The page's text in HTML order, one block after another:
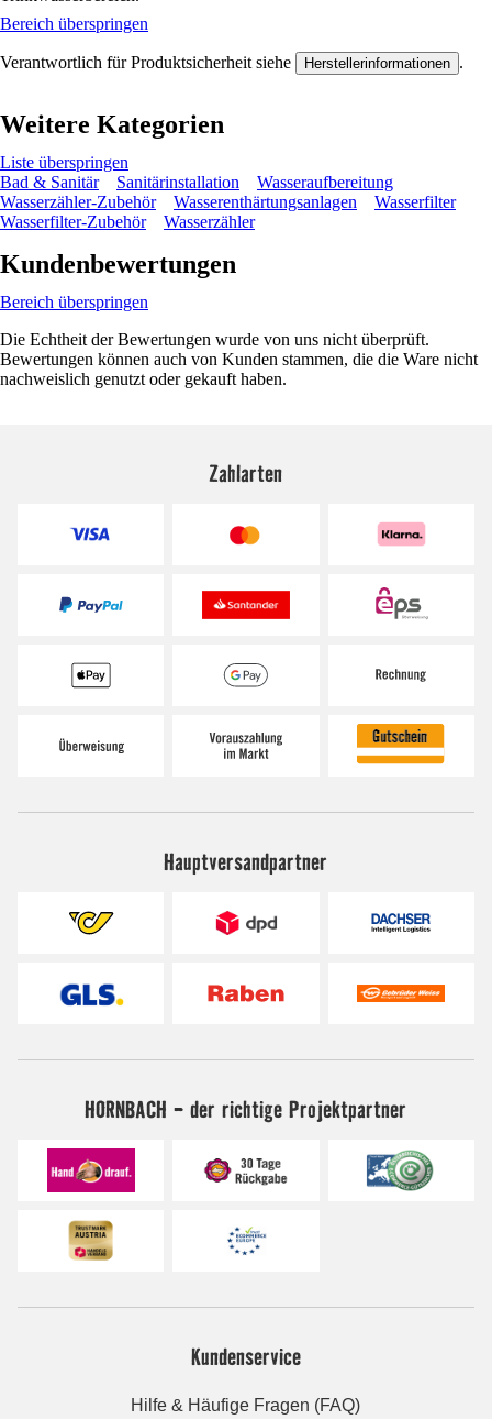
Bereich überspringen
Verantwortlich für Produktsicherheit siehe Herstellerinformationen .
Weitere Kategorien
Liste überspringen
Bad & Sanitär
Sanitärinstallation
Wasseraufbereitung
Wasserzähler-Zubehör
Wasserenthärtungsanlagen
Wasserfilter
Wasserfilter-Zubehör
Wasserzähler
Kundenbewertungen
Bereich überspringen
Die Echtheit der Bewertungen wurde von uns nicht überprüft.
Bewertungen können auch von Kunden stammen, die die Ware nicht
nachweislich genutzt oder gekauft haben.
Zahlarten
Hauptversandpartner
HORNBACH - der richtige Projektpartner
Kundenservice
Hilfe & Häufige Fragen (FAQ)